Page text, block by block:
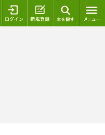
ログイン 新規登録